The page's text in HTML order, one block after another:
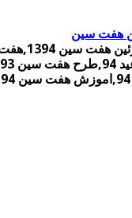
هفت سین